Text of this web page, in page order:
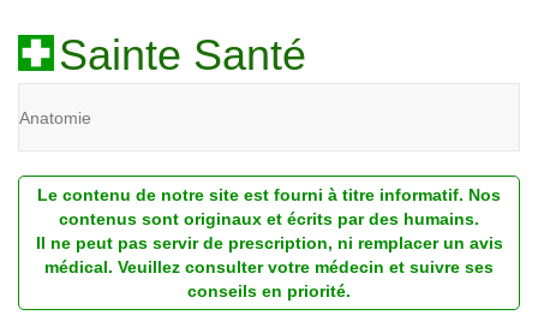
Sainte Santé
Anatomie
Diagnostic
Dossiers
Homéopathie
Le contenu de notre site est fourni à titre informatif. Nos
contenus sont originaux et écrits par des humains.
Il ne peut pas servir de prescription, ni remplacer un avis
médical. Veuillez consulter votre médecin et suivre ses
conseils en priorité.